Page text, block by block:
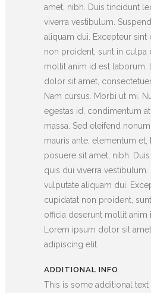
amet, nibh. Duis tincidunt
viverra vestibulum.
aliquam dui. Excepteur sint
non proident, sunt in culpa
mollit anim id est laborum.
dolor sit amet,
Nam cursus. Morbi ut mi.
egestas id, condimentum
massa. Sed eleifend
mauris ante, elementum et,
posuere sit amet, nibh.
quis dui viverra vestibulum.
vulputate aliquam dui.
cupidatat non proident,
officia deserunt mollit anim
Lorem ipsum dolor sit
adipiscing elit.
ADDITIONAL INFO
This is some additional text